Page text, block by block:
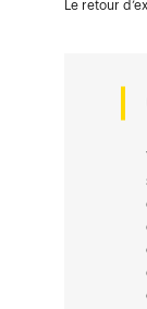
Le retour